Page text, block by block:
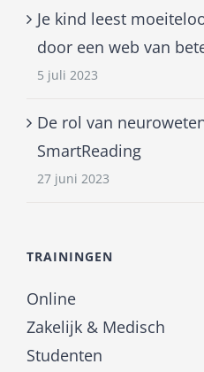
Je kind leest
door een web van
5 juli 2023
De rol van
SmartReading
27 juni 2023
TRAININGEN
Online
Zakelijk & Medisch
Studenten